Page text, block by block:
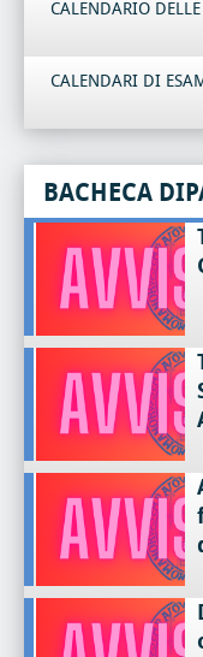
CALENDARIO
CALENDARI DI
BACHECA